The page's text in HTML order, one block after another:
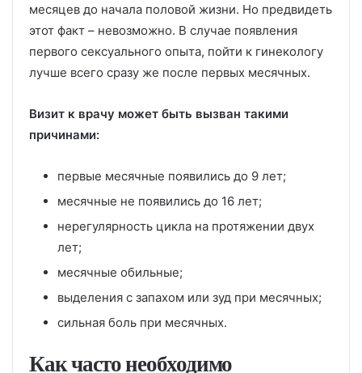
месяцев до начала половой жизни. Но предвидеть
этот факт – невозможно. В случае появления
первого сексуального опыта, пойти к гинекологу
лучше всего сразу же после первых месячных.
Визит к врачу может быть вызван такими
причинами:
первые месячные появились до 9 лет;
месячные не появились до 16 лет;
нерегулярность цикла на протяжении двух
лет;
месячные обильные;
выделения с запахом или зуд при месячных;
сильная боль при месячных.
Как часто необходимо